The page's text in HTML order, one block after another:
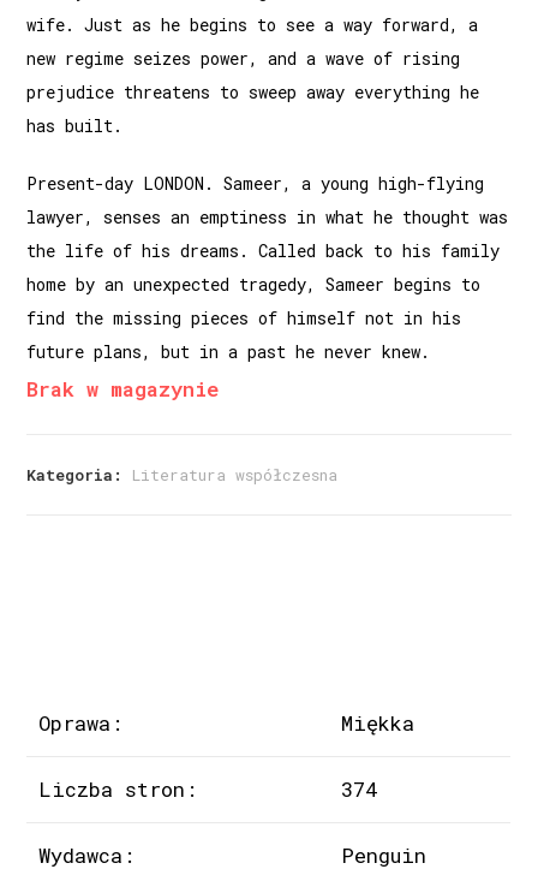
wife. Just as he begins to see a way forward, a
new regime seizes power, and a wave of rising
prejudice threatens to sweep away everything he
has built.
Present-day LONDON. Sameer, a young high-flying
lawyer, senses an emptiness in what he thought was
the life of his dreams. Called back to his family
home by an unexpected tragedy, Sameer begins to
find the missing pieces of himself not in his
future plans, but in a past he never knew.
Brak w magazynie
Kategoria: Literatura współczesna
Oprawa: Miękka
Liczba stron: 374
Wydawca: Penguin